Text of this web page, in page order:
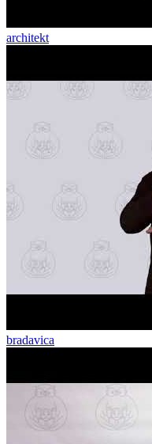
architekt
bradavica